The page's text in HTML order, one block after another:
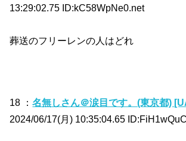
13:29:02.75 ID:kC58WpNe0.net
葬送のフリーレンの人はどれ
18 ：名無しさん＠涙目です。(東京都)
2024/06/17(月) 10:35:04.65